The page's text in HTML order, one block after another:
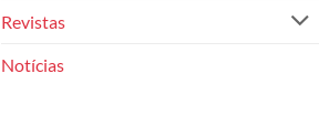
Revistas
Notícias